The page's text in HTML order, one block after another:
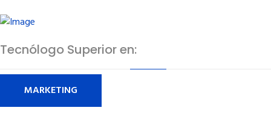
Tecnólogo Superior en:
MARKETING